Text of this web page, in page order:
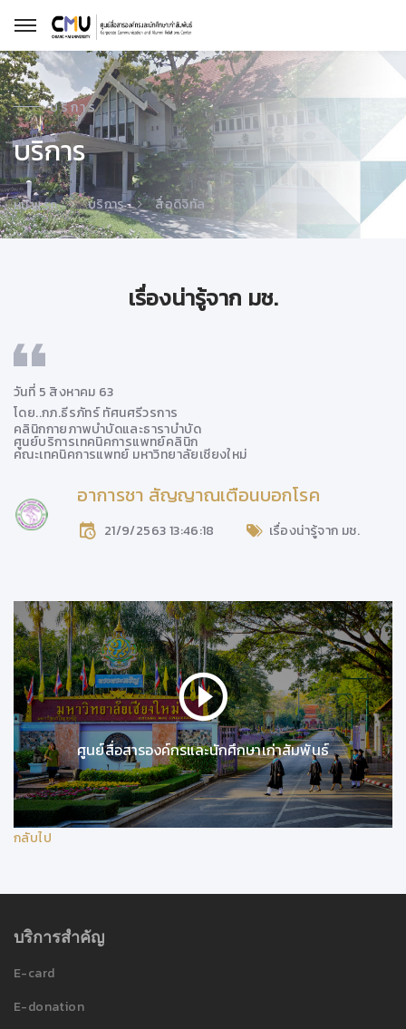
บริการ
บริการ
หน้าแรก บริการ สื่อดิจิทัล
เรื่องน่ารู้จาก มช.
วันที่ 5 สิงหาคม 63
โดย..กภ.ธีรภัทร์ ทัศนศรีวรการ
คลินิกกายภาพบำบัดและธาราบำบัด
ศูนย์บริการเทคนิคการแพทย์คลินิก
คณะเทคนิคการแพทย์ มหาวิทยาลัยเชียงใหม่
อาการชา สัญญาณเตือนบอกโรค
21/9/2563 13:46:18 เรื่องน่ารู้จาก มช.
ศูนย์สื่อสารองค์กรและนักศึกษาเก่าสัมพันธ์
กลับไป
บริการสำคัญ
E-card
E-donation